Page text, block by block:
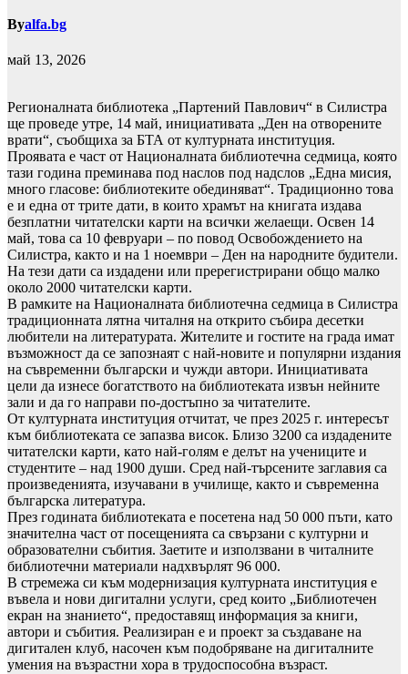
Byalfa.bg
май 13, 2026
Регионалната библиотека „Партений Павлович“ в Силистра
ще проведе утре, 14 май, инициативата „Ден на отворените
врати“, съобщиха за БТА от културната институция.
Проявата е част от Националната библиотечна седмица, която
тази година преминава под наслов под надслов „Една мисия,
много гласове: библиотеките обединяват“. Традиционно това
е и една от трите дати, в които храмът на книгата издава
безплатни читателски карти на всички желаещи. Освен 14
май, това са 10 февруари – по повод Освобождението на
Силистра, както и на 1 ноември – Ден на народните будители.
На тези дати са издадени или пререгистрирани общо малко
около 2000 читателски карти.
В рамките на Националната библиотечна седмица в Силистра
традиционната лятна читалня на открито събира десетки
любители на литературата. Жителите и гостите на града имат
възможност да се запознаят с най-новите и популярни издания
на съвременни български и чужди автори. Инициативата
цели да изнесе богатството на библиотеката извън нейните
зали и да го направи по-достъпно за читателите.
От културната институция отчитат, че през 2025 г. интересът
към библиотеката се запазва висок. Близо 3200 са издадените
читателски карти, като най-голям е делът на учениците и
студентите – над 1900 души. Сред най-търсените заглавия са
произведенията, изучавани в училище, както и съвременна
българска литература.
През годината библиотеката е посетена над 50 000 пъти, като
значителна част от посещенията са свързани с културни и
образователни събития. Заетите и използвани в читалните
библиотечни материали надхвърлят 96 000.
В стремежа си към модернизация културната институция е
въвела и нови дигитални услуги, сред които „Библиотечен
екран на знанието“, предоставящ информация за книги,
автори и събития. Реализиран е и проект за създаване на
дигитален клуб, насочен към подобряване на дигиталните
умения на възрастни хора в трудоспособна възраст.